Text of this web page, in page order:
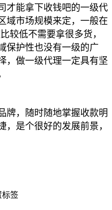
才能拿下收钱吧的一级代
域市场规模来定，一般在
较低不需要拿很多货，
保护性也没有一级的广
，做一级代理一定具有坚
，随时随地掌握收款明
是个很好的发展前景，
标签